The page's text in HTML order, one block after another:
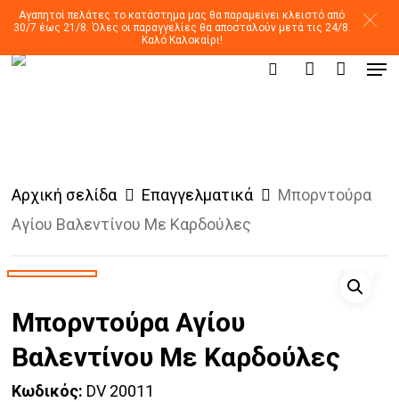
Αγαπητοί πελάτες το κατάστημα μας θα παραμείνει κλειστό από
30/7 έως 21/8. Όλες οι παραγγελίες θα αποσταλούν μετά τις 24/8.
Καλό Καλοκαίρι!
Skip
mainProducts
search account
Αρχική σελίδα Επαγγελματικά
Μπορντούρα
Αγίου Βαλεντίνου Με Καρδούλες
Μπορντούρα Αγίου
Βαλεντίνου Με Καρδούλες
Κωδικός: DV 20011